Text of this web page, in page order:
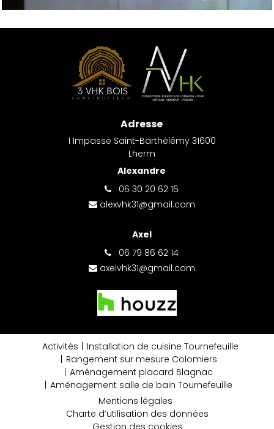
Adresse
1 Impasse Saint-Barthélémy 31600
Lherm
Alexandre
06 30 20 62 16
alexvhk31@gmail.com
Axel
06 79 86 62 14
axelvhk31@gmail.com
Activités
Installation de cuisine Tournefeuille
Rangement sur mesure Colomiers
Aménagement placard Blagnac
Aménagement salle de bain Tournefeuille
Mentions légales
Charte d’utilisation des données